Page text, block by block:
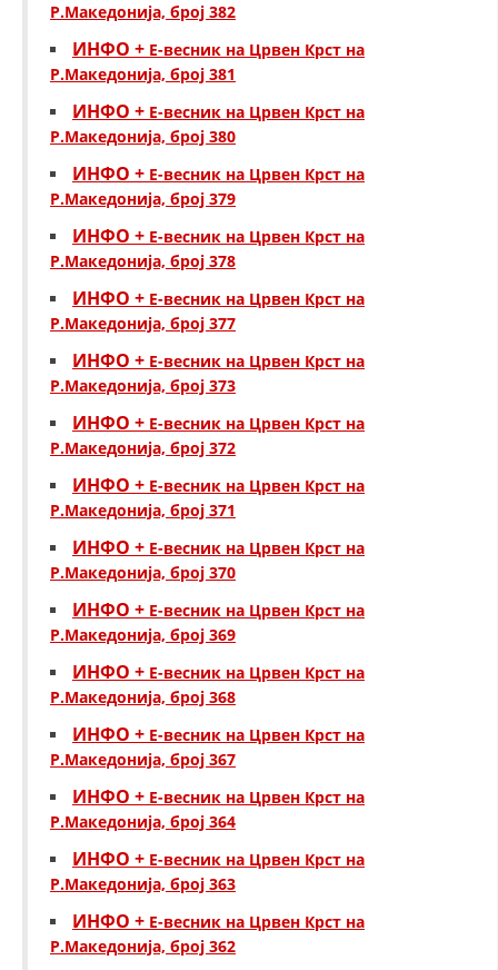
Р.Македонија, број 382
ИНФО + Е-весник на Црвен Крст на
Р.Македонија, број 381
ИНФО + Е-весник на Црвен Крст на
Р.Македонија, број 380
ИНФО + Е-весник на Црвен Крст на
Р.Македонија, број 379
ИНФО + Е-весник на Црвен Крст на
Р.Македонија, број 378
ИНФО + Е-весник на Црвен Крст на
Р.Македонија, број 377
ИНФО + Е-весник на Црвен Крст на
Р.Македонија, број 373
ИНФО + Е-весник на Црвен Крст на
Р.Македонија, број 372
ИНФО + Е-весник на Црвен Крст на
Р.Македонија, број 371
ИНФО + Е-весник на Црвен Крст на
Р.Македонија, број 370
ИНФО + Е-весник на Црвен Крст на
Р.Македонија, број 369
ИНФО + Е-весник на Црвен Крст на
Р.Македонија, број 368
ИНФО + Е-весник на Црвен Крст на
Р.Македонија, број 367
ИНФО + Е-весник на Црвен Крст на
Р.Македонија, број 364
ИНФО + Е-весник на Црвен Крст на
Р.Македонија, број 363
ИНФО + Е-весник на Црвен Крст на
Р.Македонија, број 362